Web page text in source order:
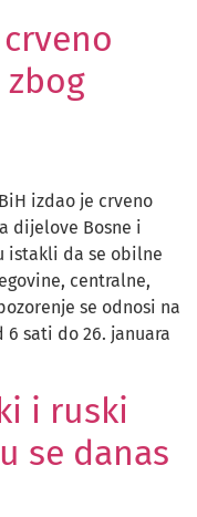
zbog
izdao je crveno
dijelove Bosne i
istakli da se obilne
centralne,
se odnosi na
sati do 26. januara
i ruski
se danas